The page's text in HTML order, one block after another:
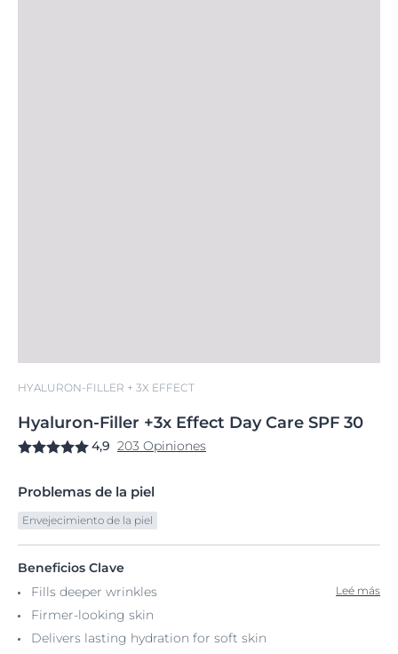
HYALURON-FILLER + 3X EFFECT
Hyaluron-Filler +3x Effect Day Care SPF 30
4,9 203 Opiniones
Problemas de la piel
Envejecimiento de la piel
Beneficios Clave
Fills deeper wrinkles
Firmer-looking skin
Delivers lasting hydration for soft skin
Leé más